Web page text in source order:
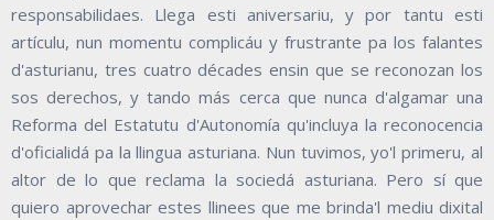
responsabilidaes. Llega esti aniversariu, y por tantu esti
artículu, nun momentu complicáu y frustrante pa los falantes
d'asturianu, tres cuatro décades ensin que se reconozan los
sos derechos, y tando más cerca que nunca d'algamar una
Reforma del Estatutu d'Autonomía qu'incluya la reconocencia
d'oficialidá pa la llingua asturiana. Nun tuvimos, yo'l primeru, al
altor de lo que reclama la sociedá asturiana. Pero sí que
quiero aprovechar estes llinees que me brinda'l mediu dixital